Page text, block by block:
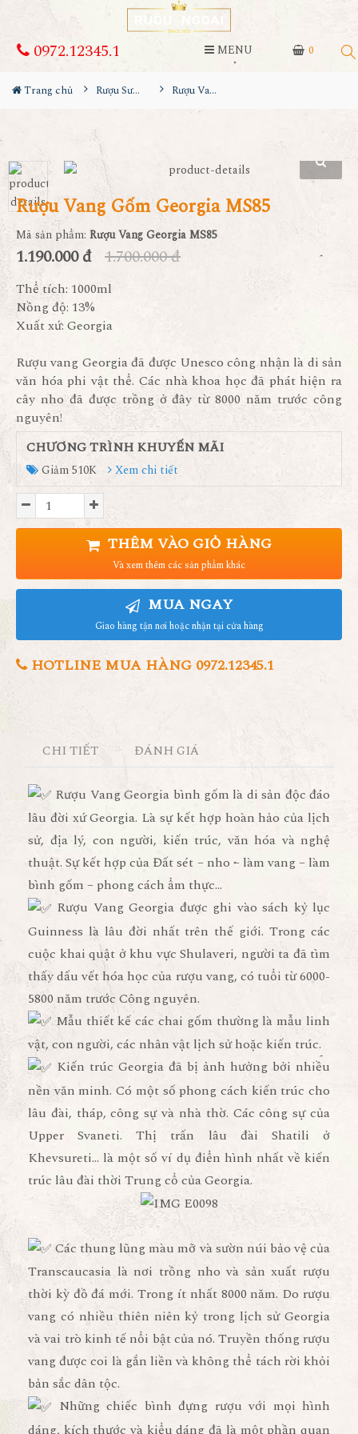
0
0972.12345.1 MENU
Trang chủ Rượu Sưu Tầm - Nga Rượu Vang Gốm Georgia MS85
Rượu Vang Gốm Georgia MS85
Mã sản phẩm: Rượu Vang Georgia MS85
1.190.000 đ 1.700.000 đ
Thể tích: 1000ml
Nồng độ: 13%
Xuất xứ: Georgia
Rượu vang Georgia đã được Unesco công nhận là di sản
văn hóa phi vật thể. Các nhà khoa học đã phát hiện ra
cây nho đã được trồng ở đây từ 8000 năm trước công
nguyên!
CHƯƠNG TRÌNH KHUYẾN MÃI
Giảm 510K Xem chi tiết
THÊM VÀO GIỎ HÀNG
Và xem thêm các sản phẩm khác
MUA NGAY
Giao hàng tận nơi hoặc nhận tại cửa hàng
HOTLINE MUA HÀNG 0972.12345.1
CHI TIẾT ĐÁNH GIÁ
Rượu Vang Georgia bình gốm là di sản độc đáo
lâu đời xứ Georgia. Là sự kết hợp hoàn hảo của lịch
sử, địa lý, con người, kiến trúc, văn hóa và nghệ
thuật. Sự kết hợp của Đất sét – nho – làm vang – làm
bình gốm – phong cách ẩm thực…
Rượu Vang Georgia được ghi vào sách kỷ lục
Guinness là lâu đời nhất trên thế giới. Trong các
cuộc khai quật ở khu vực Shulaveri, người ta đã tìm
thấy dấu vết hóa học của rượu vang, có tuổi từ 6000-
5800 năm trước Công nguyên.
Mẫu thiết kế các chai gốm thường là mẫu linh
vật, con người, các nhân vật lịch sử hoặc kiến trúc.
Kiến trúc Georgia đã bị ảnh hưởng bởi nhiều
nền văn minh. Có một số phong cách kiến trúc cho
lâu đài, tháp, công sự và nhà thờ. Các công sự của
Upper Svaneti. Thị trấn lâu đài Shatili ở
Khevsureti… là một số ví dụ điển hình nhất về kiến
trúc lâu đài thời Trung cổ của Georgia.
Các thung lũng màu mỡ và sườn núi bảo vệ của
Transcaucasia là nơi trồng nho và sản xuất rượu
thời kỳ đồ đá mới. Trong ít nhất 8000 năm. Do rượu
vang có nhiều thiên niên kỷ trong lịch sử Georgia
và vai trò kinh tế nổi bật của nó. Truyền thống rượu
vang được coi là gắn liền và không thể tách rời khỏi
bản sắc dân tộc.
Những chiếc bình đựng rượu với mọi hình
dáng, kích thước và kiểu dáng đã là một phần quan